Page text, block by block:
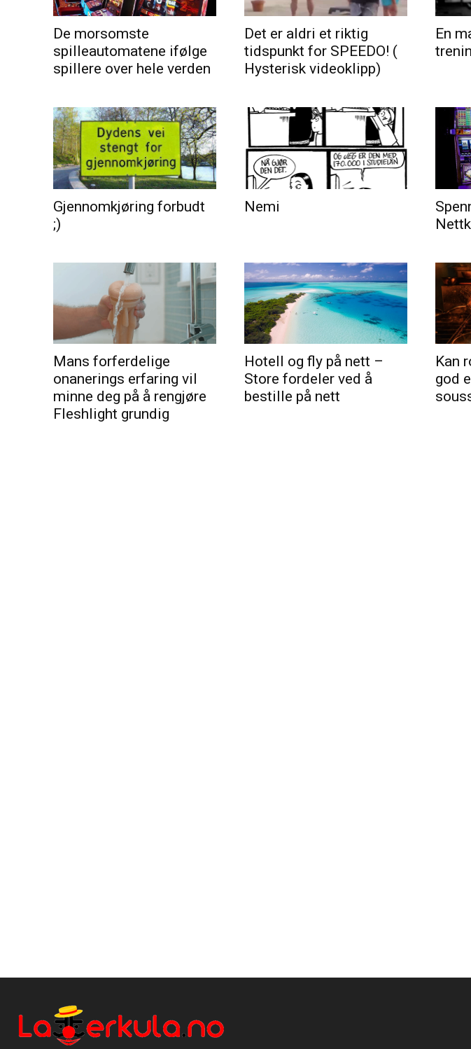
De morsomste
spilleautomatene ifølge
spillere over hele verden
Det er aldri et riktig
tidspunkt for SPEEDO! (
Hysterisk videoklipp)
En
Gjennomkjøring forbudt
;)
Nemi
Mans forferdelige
onanerings erfaring vil
minne deg på å rengjøre
Fleshlight grundig
Hotell og fly på nett –
Store fordeler ved å
bestille på nett
Kan
god